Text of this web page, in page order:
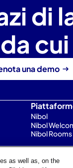
di
una demo
Nibol
Nibol
Nibol Rooms
recensioni su
as well as, on the